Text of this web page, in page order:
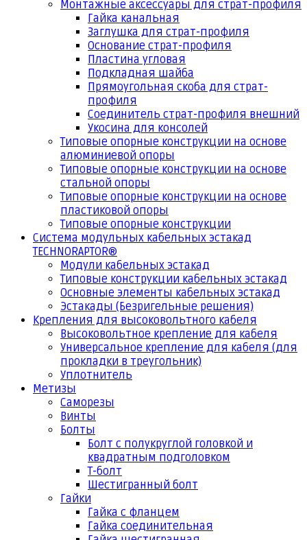
Монтажные аксессуары для страт-профиля
Гайка канальная
Заглушка для страт-профиля
Основание страт-профиля
Пластина угловая
Подкладная шайба
Прямоугольная скоба для страт-
профиля
Соединитель страт-профиля внешний
Укосина для консолей
Типовые опорные конструкции на основе
алюминиевой опоры
Типовые опорные конструкции на основе
стальной опоры
Типовые опорные конструкции на основе
пластиковой опоры
Типовые опорные конструкции
Система модульных кабельных эстакад
TECHNORAPTOR®
Модули кабельных эстакад
Типовые конструкции кабельных эстакад
Основные элементы кабельных эстакад
Эстакады (Безригельные решения)
Крепления для высоковольтного кабеля
Высоковольтное крепление для кабеля
Универсальное крепление для кабеля (для
прокладки в треугольник)
Уплотнитель
Метизы
Саморезы
Винты
Болты
Болт с полукруглой головкой и
квадратным подголовком
Т-болт
Шестигранный болт
Гайки
Гайка с фланцем
Гайка соединительная